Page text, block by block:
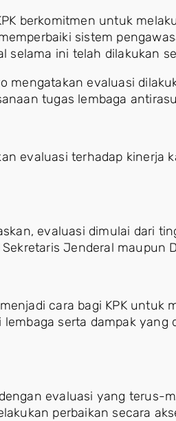
berkomitmen untuk
sistem
selama ini telah dilakukan
mengatakan evaluasi
tugas lembaga
evaluasi terhadap kinerja
evaluasi dimulai dari
Jenderal maupun
cara bagi KPK untuk
serta dampak yang
evaluasi yang terus-
perbaikan secara